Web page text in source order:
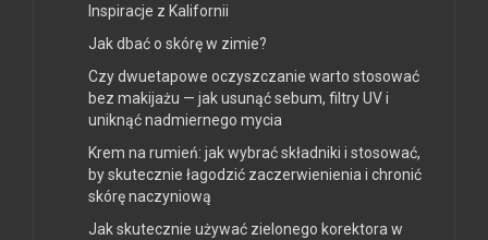
Inspiracje z Kalifornii
Jak dbać o skórę w zimie?
Czy dwuetapowe oczyszczanie warto stosować
bez makijażu — jak usunąć sebum, filtry UV i
uniknąć nadmiernego mycia
Krem na rumień: jak wybrać składniki i stosować,
by skutecznie łagodzić zaczerwienienia i chronić
skórę naczyniową
Jak skutecznie używać zielonego korektora w